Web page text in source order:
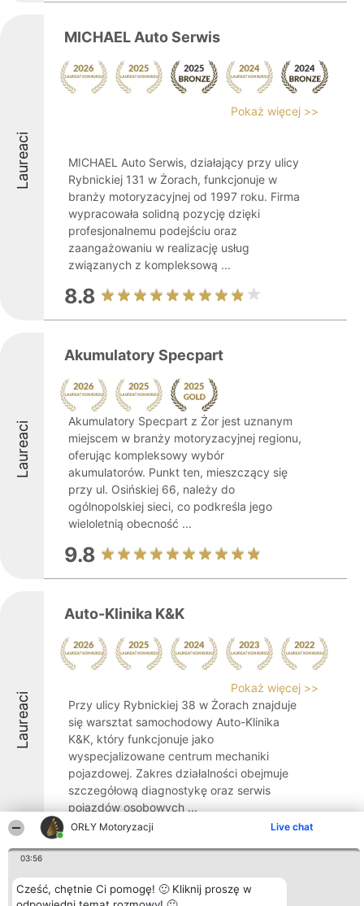
ORŁY Motoryzacji Live chat
03:56
Cześć, chętnie Ci pomogę! 🙂 Kliknij proszę w
Laureaci
MICHAEL Auto Serwis
Pokaż więcej >>
MICHAEL Auto Serwis, działający przy ulicy
Rybnickiej 131 w Żorach, funkcjonuje w
branży motoryzacyjnej od 1997 roku. Firma
wypracowała solidną pozycję dzięki
profesjonalnemu podejściu oraz
zaangażowaniu w realizację usług
związanych z kompleksową ...
8.8
Laureaci
Akumulatory Specpart
Akumulatory Specpart z Żor jest uznanym
miejscem w branży motoryzacyjnej regionu,
oferując kompleksowy wybór
akumulatorów. Punkt ten, mieszczący się
przy ul. Osińskiej 66, należy do
ogólnopolskiej sieci, co podkreśla jego
wieloletnią obecność ...
9.8
Laureaci
Auto-Klinika K&K
Pokaż więcej >>
Przy ulicy Rybnickiej 38 w Żorach znajduje
się warsztat samochodowy Auto-Klinika
K&K, który funkcjonuje jako
wyspecjalizowane centrum mechaniki
pojazdowej. Zakres działalności obejmuje
szczegółową diagnostykę oraz serwis
pojazdów osobowych ...
8.4
MECHANIKA POJAZDOWA DAN-CAR